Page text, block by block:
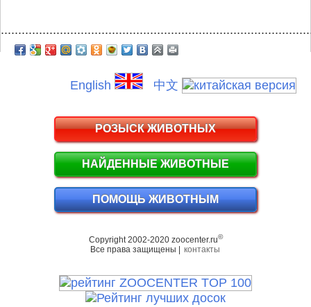
English 中文
РОЗЫСК ЖИВОТНЫХ
НАЙДЕННЫЕ ЖИВОТНЫЕ
ПОМОЩЬ ЖИВОТНЫМ
Copyright 2002-2020 zoocenter.ru©
Все права защищены | контакты